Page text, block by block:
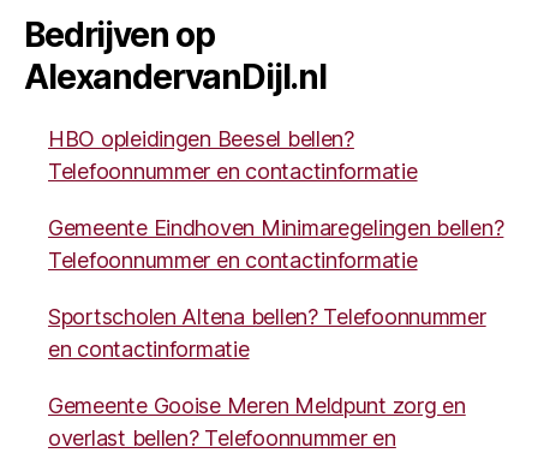
Bedrijven op
AlexandervanDijl.nl
HBO opleidingen Beesel bellen?
Telefoonnummer en contactinformatie
Gemeente Eindhoven Minimaregelingen bellen?
Telefoonnummer en contactinformatie
Sportscholen Altena bellen? Telefoonnummer
en contactinformatie
Gemeente Gooise Meren Meldpunt zorg en
overlast bellen? Telefoonnummer en